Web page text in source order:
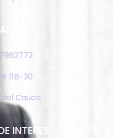
11B-30
Cauca
INTERES